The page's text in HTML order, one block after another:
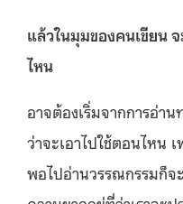
แล้วในมุมของคนเขียน
ไหน
อาจต้องเริ่มจากการอ่า
ว่าจะเอาไปใช้ตอนไหน
พอไปอ่านวรรณกรรมก็จ